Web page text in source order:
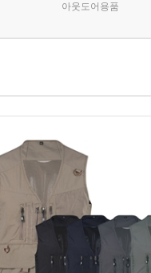
아웃도어용품